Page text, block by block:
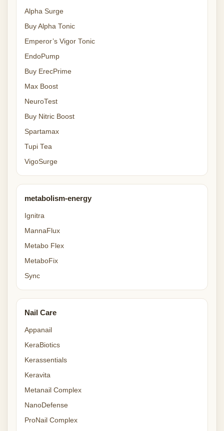
Alpha Surge
Buy Alpha Tonic
Emperor’s Vigor Tonic
EndoPump
Buy ErecPrime
Max Boost
NeuroTest
Buy Nitric Boost
Spartamax
Tupi Tea
VigoSurge
metabolism-energy
Ignitra
MannaFlux
Metabo Flex
MetaboFix
Sync
Nail Care
Appanail
KeraBiotics
Kerassentials
Keravita
Metanail Complex
NanoDefense
ProNail Complex